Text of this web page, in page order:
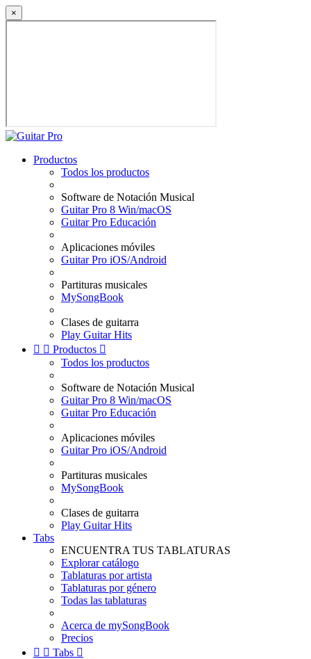
×
Productos
Todos los productos
Software de Notación Musical
Guitar Pro 8 Win/macOS
Guitar Pro Educación
Aplicaciones móviles
Guitar Pro iOS/Android
Partituras musicales
MySongBook
Clases de guitarra
Play Guitar Hits
  Productos 
Todos los productos
Software de Notación Musical
Guitar Pro 8 Win/macOS
Guitar Pro Educación
Aplicaciones móviles
Guitar Pro iOS/Android
Partituras musicales
MySongBook
Clases de guitarra
Play Guitar Hits
Tabs
ENCUENTRA TUS TABLATURAS
Explorar catálogo
Tablaturas por artista
Tablaturas por género
Todas las tablaturas
Acerca de mySongBook
Precios
  Tabs 